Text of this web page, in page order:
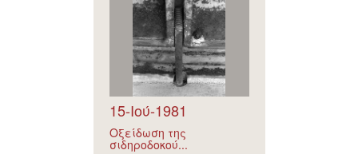
15-Ιού-1981
Οξείδωση της
σιδηροδοκού...